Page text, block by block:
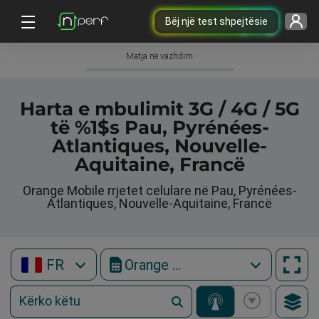
Bëj një test shpejtësie
Matja në vazhdim
Harta e mbulimit 3G / 4G / 5G
të %1$s Pau, Pyrénées-
Atlantiques, Nouvelle-
Aquitaine, Francë
Orange Mobile rrjetet celulare në Pau, Pyrénées-
Atlantiques, Nouvelle-Aquitaine, Francë
FR Orange Mobile